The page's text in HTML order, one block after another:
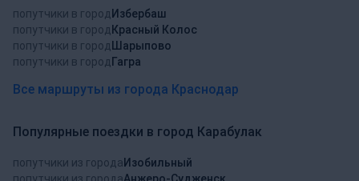
попутчики в город Избербаш
попутчики в город Красный Колос
попутчики в город
Шарыпово
попутчики в город Гагра
Все маршруты из города Краснодар
Популярные поездки в город Карабулак
попутчики из города Изобильный